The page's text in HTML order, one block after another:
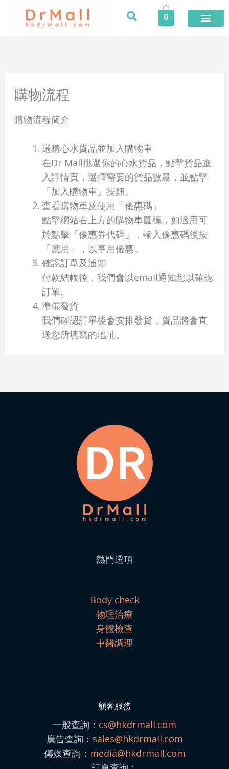
0
購物流程
購物流程簡介
選購心水貨品並加入購物車
在Dr Mall挑選你的心水貨品，點擊貨品進
入詳情頁，選擇需要的貨品數量，並點擊
「加入購物車」按鈕。
查看購物車及使用「優惠碼」
點擊網站右上方的購物車圖標，如適用可
於點擊「優惠券代碼」，輸入優惠碼後按
「應用」，以享用優惠。
確認訂單及通知
付款結帳後，我們會以email通知您以確認
訂單。
準備發貨
我們確認訂單後會安排發貨，貨品將會直
送您所填寫的地址。
熱門選項
Body check
物理治療
身體檢查
中醫調理
顧客服務
一般查詢： cs@hkdrmall.com
廣告查詢： sales@hkdrmall.com
傳媒查詢： media@hkdrmall.com